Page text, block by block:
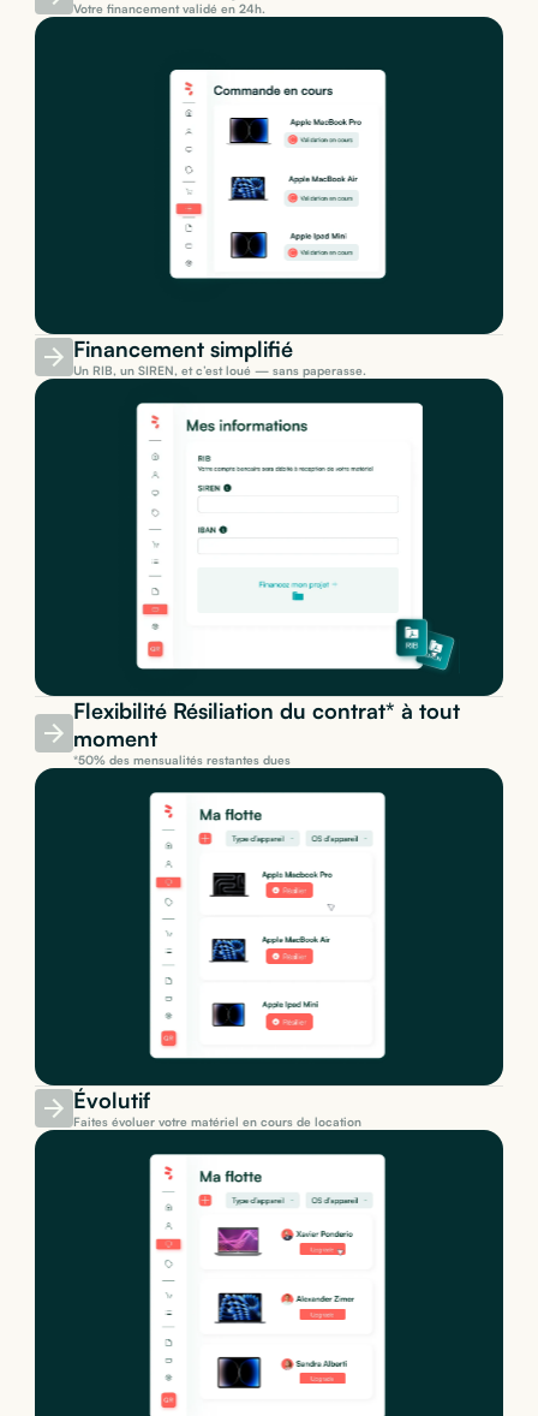
Votre financement validé en 24h.
Financement simplifié
Un RIB, un SIREN, et c’est loué — sans paperasse.
Flexibilité Résiliation du contrat* à tout
moment
*50% des mensualités restantes dues
Évolutif
Faites évoluer votre matériel en cours de location